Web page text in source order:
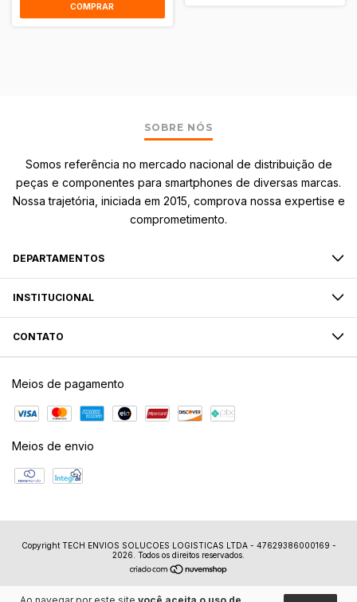
COMPRAR
SOBRE NÓS
Somos referência no mercado nacional de distribuição de
peças e componentes para smartphones de diversas marcas.
Nossa trajetória, iniciada em 2015, comprova nossa expertise e
comprometimento.
DEPARTAMENTOS
INSTITUCIONAL
CONTATO
Meios de pagamento
Meios de envio
Copyright TECH ENVIOS SOLUCOES LOGISTICAS LTDA - 47629386000169 -
2026. Todos os direitos reservados.